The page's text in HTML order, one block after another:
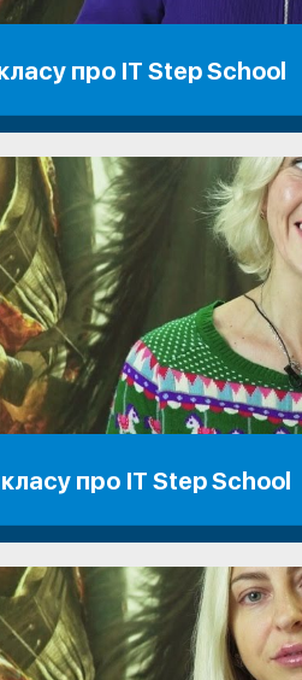
про IT Step School
про IT Step School